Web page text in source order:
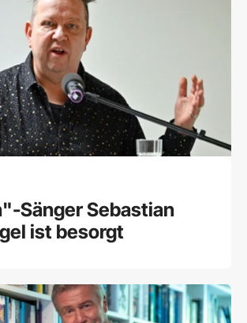
Sänger Sebastian
ist besorgt